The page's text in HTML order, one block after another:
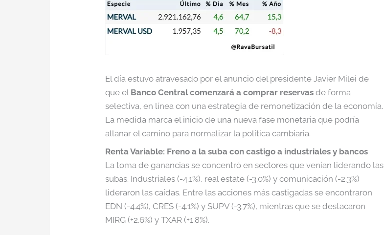
El día estuvo atravesado por el anuncio del presidente Javier Milei de
que el Banco Central comenzará a comprar reservas de forma
selectiva, en línea con una estrategia de remonetización de la economía.
La medida marca el inicio de una nueva fase monetaria que podría
allanar el camino para normalizar la política cambiaria.
Renta Variable: Freno a la suba con castigo a industriales y bancos
La toma de ganancias se concentró en sectores que venían liderando las
subas. Industriales (-4.1%), real estate (-3.0%) y comunicación (-2.3%)
lideraron las caídas. Entre las acciones más castigadas se encontraron
EDN (-4.4%), CRES (-4.1%) y SUPV (-3.7%), mientras que se destacaron
MIRG (+2.6%) y TXAR (+1.8%).